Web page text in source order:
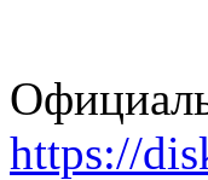
https://